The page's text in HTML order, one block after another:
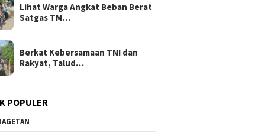
Lihat Warga Angkat Beban Berat
Satgas TM…
Berkat Kebersamaan TNI dan
Rakyat, Talud…
POPULER